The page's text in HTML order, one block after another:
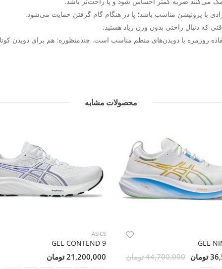
روزمره یا دویدن‌های منظم مناسب است. چندمنظوره: هم برای دویدن
محصولات مشابه
GEL-
44,700,000 تومان
ASICS
GEL-CONTEND 9
21,200,000 تومان